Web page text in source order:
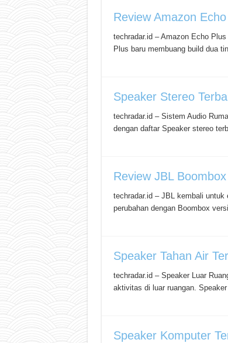
Review Amazon
techradar.id – Amazon Echo
Plus baru membuang build dua
Speaker Stereo
techradar.id – Sistem Audio
dengan daftar Speaker stereo
Review JBL
techradar.id – JBL kembali
perubahan dengan Boombox
Speaker Tahan Air
techradar.id – Speaker Luar
aktivitas di luar ruangan.
Speaker Komputer